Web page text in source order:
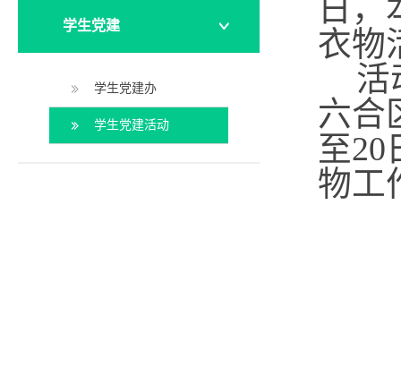
学生党建
学生党建办
学生党建活动
日，
衣物
活
六合
至20
物工